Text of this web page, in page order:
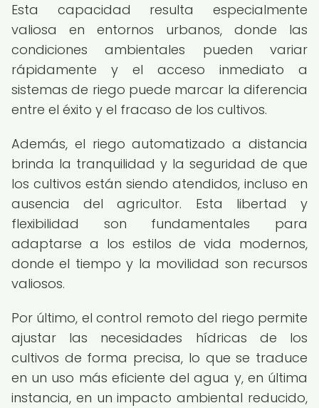
Esta capacidad resulta especialmente
valiosa en entornos urbanos, donde las
condiciones ambientales pueden variar
rápidamente y el acceso inmediato a
sistemas de riego puede marcar la diferencia
entre el éxito y el fracaso de los cultivos.
Además, el riego automatizado a distancia
brinda la tranquilidad y la seguridad de que
los cultivos están siendo atendidos, incluso en
ausencia del agricultor. Esta libertad y
flexibilidad son fundamentales para
adaptarse a los estilos de vida modernos,
donde el tiempo y la movilidad son recursos
valiosos.
Por último, el control remoto del riego permite
ajustar las necesidades hídricas de los
cultivos de forma precisa, lo que se traduce
en un uso más eficiente del agua y, en última
instancia, en un impacto ambiental reducido,